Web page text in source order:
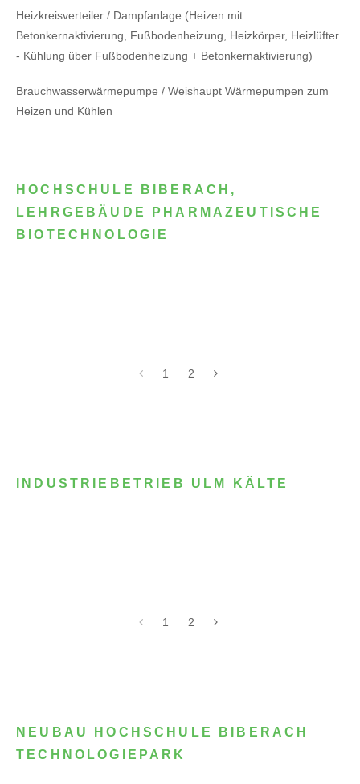
Heizkreisverteiler / Dampfanlage (Heizen mit
Betonkernaktivierung, Fußbodenheizung, Heizkörper, Heizlüfter
- Kühlung über Fußbodenheizung + Betonkernaktivierung)
Brauchwasserwärmepumpe / Weishaupt Wärmepumpen zum
Heizen und Kühlen
HOCHSCHULE BIBERACH,
LEHRGEBÄUDE PHARMAZEUTISCHE
BIOTECHNOLOGIE
1 2
INDUSTRIEBETRIEB ULM KÄLTE
1 2
NEUBAU HOCHSCHULE BIBERACH
TECHNOLOGIEPARK